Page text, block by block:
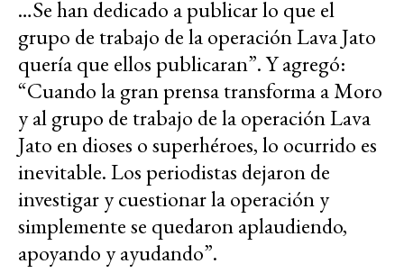
…Se han dedicado a publicar lo que el
grupo de trabajo de la operación Lava Jato
quería que ellos publicaran”. Y agregó:
“Cuando la gran prensa transforma a Moro
y al grupo de trabajo de la operación Lava
Jato en dioses o superhéroes, lo ocurrido es
inevitable. Los periodistas dejaron de
investigar y cuestionar la operación y
simplemente se quedaron aplaudiendo,
apoyando y ayudando”.